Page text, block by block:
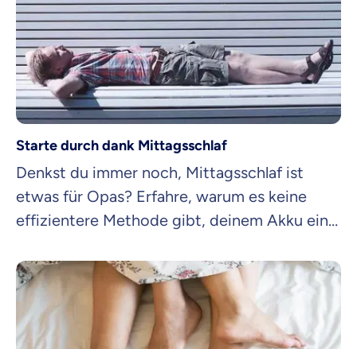
Starte durch dank Mittagsschlaf
Denkst du immer noch, Mittagsschlaf ist
etwas für Opas? Erfahre, warum es keine
effizientere Methode gibt, deinem Akku eine